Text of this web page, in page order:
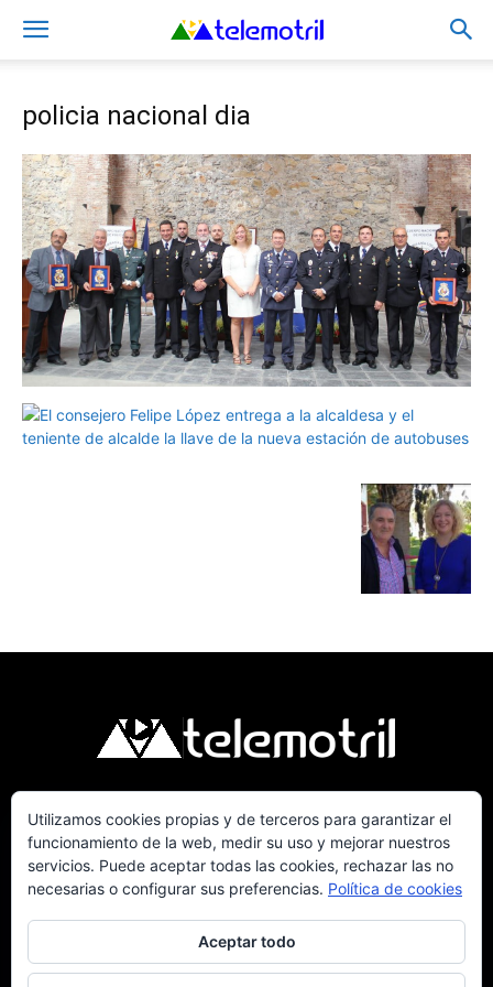
policia nacional dia
Telemotril, la Televisión Digital de la Costa
Tropical de Granada. Siguenos en Fm a traves
del 107.7 en OndaSur Motril.
Utilizamos cookies propias y de terceros para garantizar el
funcionamiento de la web, medir su uso y mejorar nuestros
servicios. Puede aceptar todas las cookies, rechazar las no
necesarias o configurar sus preferencias. Política de cookies
Aceptar todo